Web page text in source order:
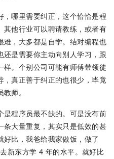
，哪里需要纠正，这个恰恰是程
其他行业可以聘请教练，或者有
难，大多都是自学。结对编程也
还是需要你主动向别人学习，跟
样。个别公司可能有师傅带领徒
，真正善于纠正的也很少，毕竟
师。
是程序员最不缺的。可是没有前
条大量重复，其实只是低效的甚
比，我爸给我家做饭，做了
新东方学 4 年的水平。就好比